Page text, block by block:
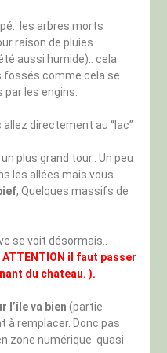
les arbres morts
raison de pluies
aussi humide).. cela
fossés comme cela se
les engins.
directement au “lac”
plus grand tour.. Un peu
les allées mais vous
, Quelques massifs de
se voit désormais..
ATTENTION il faut passer
du chateau. ).
l’ile va bien (partie
à remplacer. Donc pas
zone numérique quasi